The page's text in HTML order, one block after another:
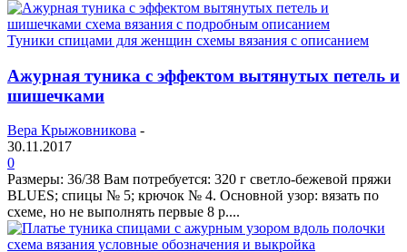
Туники спицами для женщин схемы вязания с описанием
Ажурная туника с эффектом вытянутых петель и
шишечками
Вера Крыжовникова -
30.11.2017
0
Размеры: 36/38 Вам потребуется: 320 г светло-бежевой пряжи
BLUES; спицы № 5; крючок № 4. Основной узор: вязать по
схеме, но не выполнять первые 8 р....